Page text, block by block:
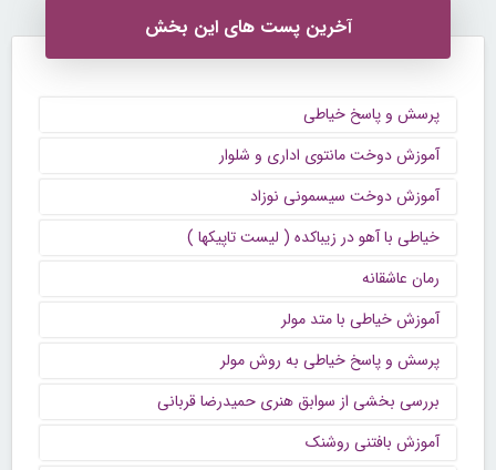
آخرین پست های این بخش
پرسش و پاسخ خیاطی
آموزش دوخت مانتوی اداری و شلوار
آموزش دوخت سیسمونی نوزاد
خیاطی با آهو در زیباکده ( لیست تاپیکها )
رمان عاشقانه
آموزش خیاطی با متد مولر
پرسش و پاسخ خیاطی به روش مولر
بررسی بخشی از سوابق هنری حمیدرضا قربانی
آموزش بافتنی روشنک